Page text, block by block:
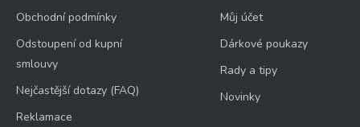
Obchodní podmínky
Odstoupení od kupní
smlouvy
Nejčastější dotazy (FAQ)
Reklamace
Můj účet
Dárkové poukazy
Rady a tipy
Novinky